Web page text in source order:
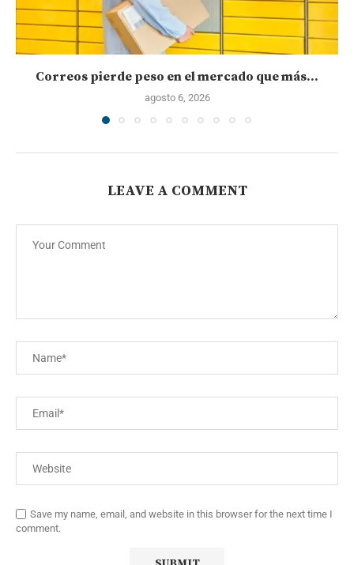
Correos pierde peso en el mercado que más...
agosto 6, 2026
LEAVE A COMMENT
Save my name, email, and website in this browser for the next time I
comment.